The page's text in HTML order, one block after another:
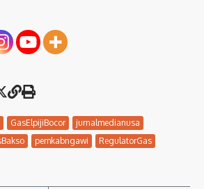
GasElpijiBocor
jurnalmedianusa
pemkabngawi RegulatorGas